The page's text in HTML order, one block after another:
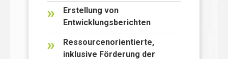
Erstellung von
Entwicklungsberichten
Ressourcenorientierte,
inklusive Förderung der